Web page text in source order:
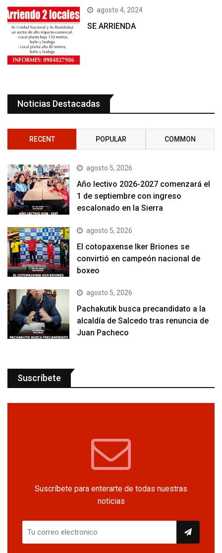
agosto 4, 2024
SE ARRIENDA
Noticias Destacadas
RECENT POPULAR COMMON
agosto 5, 2026
Año lectivo 2026-2027 comenzará el
1 de septiembre con ingreso
escalonado en la Sierra
agosto 5, 2026
El cotopaxense Iker Briones se
convirtió en campeón nacional de
boxeo
agosto 5, 2026
Pachakutik busca precandidato a la
alcaldía de Salcedo tras renuncia de
Juan Pacheco
Suscríbete
Suscríbete para enterarte de todas nuestras
noticias